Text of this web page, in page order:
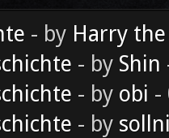
- by Harry
- by Shin
- by obi -
- by